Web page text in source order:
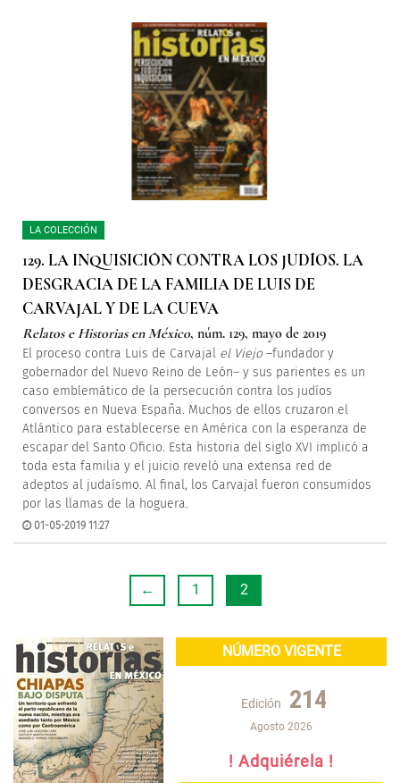
LA COLECCIÓN
129. LA INQUISICIÓN CONTRA LOS JUDÍOS. LA
DESGRACIA DE LA FAMILIA DE LUIS DE
CARVAJAL Y DE LA CUEVA
Relatos e Historias en México, núm. 129, mayo de 2019
El proceso contra Luis de Carvajal el Viejo–fundador y
gobernador del Nuevo Reino de León– y sus parientes es un
caso emblemático de la persecución contra los judíos
conversos en Nueva España. Muchos de ellos cruzaron el
Atlántico para establecerse en América con la esperanza de
escapar del Santo Oficio. Esta historia del siglo XVI implicó a
toda esta familia y el juicio reveló una extensa red de
adeptos al judaísmo. Al final, los Carvajal fueron consumidos
por las llamas de la hoguera.
01-05-2019 11:27
← 1 2
NÚMERO VIGENTE
Edición 214
Agosto 2026
! Adquiérela !